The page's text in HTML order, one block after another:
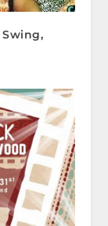
Swing,